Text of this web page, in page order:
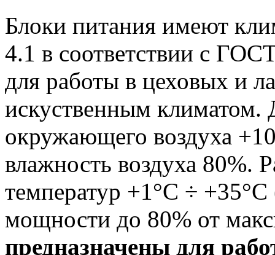
Блоки питания имеют
4.1 в соответствии с
для работы в цеховых и
искуственным климатом.
окружающего воздуха
влажность воздуха 80%.
температур +1°С ÷
мощности до 80% от
предназначены для